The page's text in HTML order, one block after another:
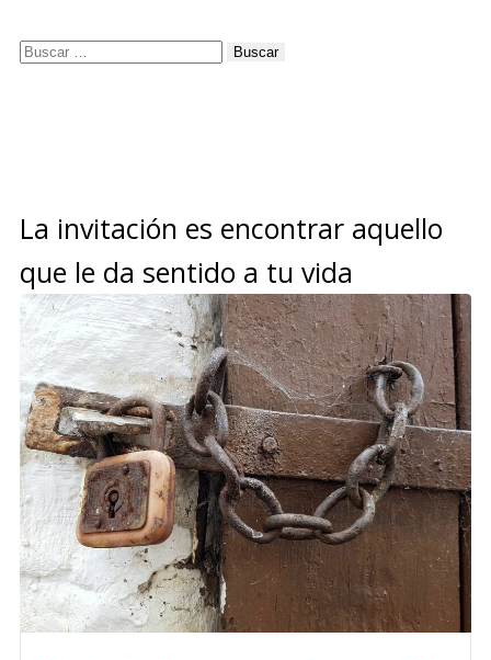
Buscar:
La invitación es encontrar aquello
que le da sentido a tu vida